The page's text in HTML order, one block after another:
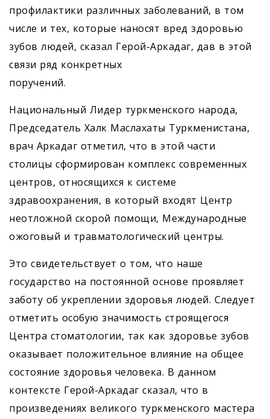
профилактики различных заболеваний, в том
числе и тех, которые наносят вред здоровью
зубов людей, сказал Герой-Аркадаг, дав в этой
связи ряд конкретных
поручений.
Национальный Лидер туркменского народа,
Председатель Халк Маслахаты Туркменистана,
врач Аркадаг отметил, что в этой части
столицы сформирован комплекс современных
центров, относящихся к системе
здравоохранения, в который входят Центр
неотложной скорой помощи, Международные
ожоговый и травматологический центры.
Это свидетельствует о том, что наше
государство на постоянной основе проявляет
заботу об укреплении здоровья людей. Следует
отметить особую значимость строящегося
Центра стоматологии, так как здоровье зубов
оказывает положительное влияние на общее
состояние здоровья человека. В данном
контексте Герой-Аркадаг сказал, что в
произведениях великого туркменского мастера